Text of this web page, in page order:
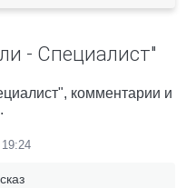
- Специалист"
комментарии и